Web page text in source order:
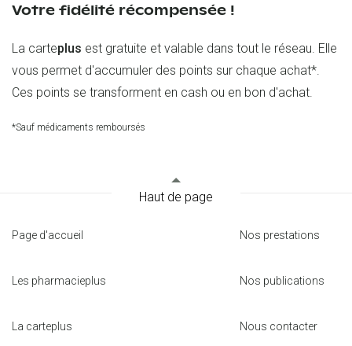
Votre fidélité récompensée !
La carteplus est gratuite et valable dans tout le réseau. Elle
vous permet d'accumuler des points sur chaque achat*.
Ces points se transforment en cash ou en bon d'achat.
*Sauf médicaments remboursés
Haut de page
Page d'accueil
Les pharmacieplus
La carteplus
Nos prestations
Nos publications
Nous contacter